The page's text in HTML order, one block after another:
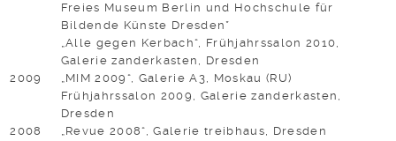
Freies Museum Berlin und Hochschule für
Bildende Künste Dresden*
„Alle gegen Kerbach“, Frühjahrssalon 2010,
Galerie zanderkasten, Dresden
2009
„MIM 2009“, Galerie A3, Moskau (RU)
Frühjahrssalon 2009, Galerie zanderkasten,
Dresden
2008
„Revue 2008“, Galerie treibhaus, Dresden